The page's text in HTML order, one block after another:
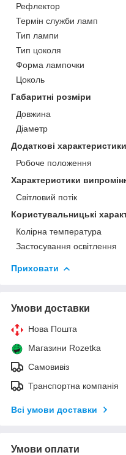
Рефлектор
Термін служби ламп
Тип лампи
Тип цоколя
Форма лампочки
Цоколь
Габаритні розміри
Довжина
Діаметр
Додаткові характеристики
Робоче положення
Характеристики
Світловий потік
Користувальницькі
Колірна температура
Застосування освітлення
Приховати
Умови доставки
Нова Пошта
Магазини Rozetka
Самовивіз
Транспортна компанія
Всі умови доставки
Умови оплати